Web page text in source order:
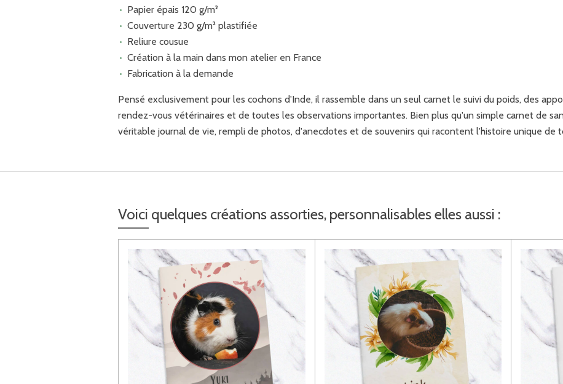
Papier épais 120 g/m²
Couverture 230 g/m² plastifiée
Reliure cousue
Création à la main dans mon atelier en France
Fabrication à la demande
Pensé exclusivement pour les cochons d'Inde, il rassemble dans un seul carnet le suivi du poids, des
rendez-vous vétérinaires et de toutes les observations importantes. Bien plus qu'un simple carnet de
véritable journal de vie, rempli de photos, d'anecdotes et de souvenirs qui racontent l'histoire unique de
Voici quelques créations assorties, personnalisables elles aussi :